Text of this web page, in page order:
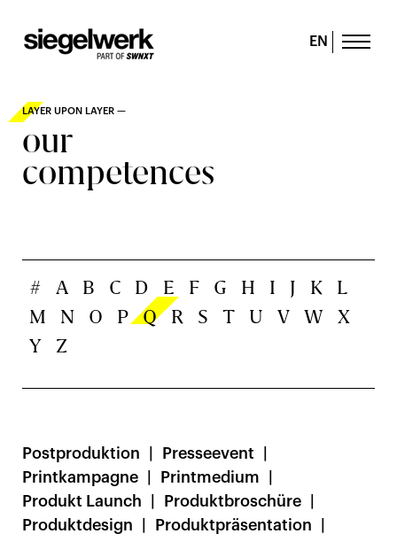
EN
LAYER UPON LAYER —
our
competences
# A B C D E F G H I J K
L
M
N O P Q R S T U V W
X
Y
Z
Postproduktion
Presseevent
Printkampagne
Printmedium
Produkt Launch
Produktbroschüre
Produktdesign
Produktpräsentation